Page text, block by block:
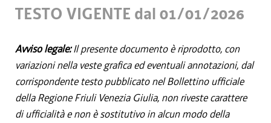
TESTO VIGENTE dal 01/01/2026
Avviso legale:Il presente documento è riprodotto, con
variazioni nella veste grafica ed eventuali annotazioni, dal
corrispondente testo pubblicato nel Bollettino ufficiale
della Regione Friuli Venezia Giulia, non riveste carattere
di ufficialità e non è sostitutivo in alcun modo della